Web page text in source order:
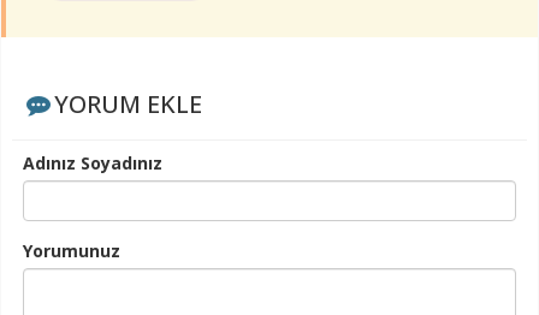
YORUM EKLE
Adınız Soyadınız
Yorumunuz